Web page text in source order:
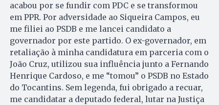
acabou por se fundir com PDC e se transformou
em PPR. Por adversidade ao Siqueira Campos, eu
me filiei ao PSDB e me lancei candidato a
governador por este partido. O ex-governador, em
retaliação à minha candidatura em parceria com o
João Cruz, utilizou sua influência junto a Fernando
Henrique Cardoso, e me “tomou” o PSDB no Estado
do Tocantins. Sem legenda, fui obrigado a recuar,
me candidatar a deputado federal, lutar na Justiça